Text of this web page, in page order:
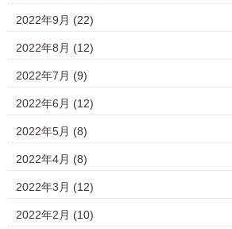
2022年9月 (22)
2022年8月 (12)
2022年7月 (9)
2022年6月 (12)
2022年5月 (8)
2022年4月 (8)
2022年3月 (12)
2022年2月 (10)